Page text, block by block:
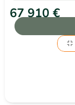
67 910 €